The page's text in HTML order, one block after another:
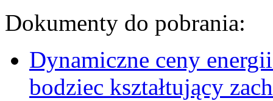
Dokumenty do pobrania:
Dynamiczne ceny
bodziec kształtujący